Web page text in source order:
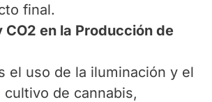
final.
CO2 en la Producción de
el uso de la iluminación y el
cultivo de cannabis,